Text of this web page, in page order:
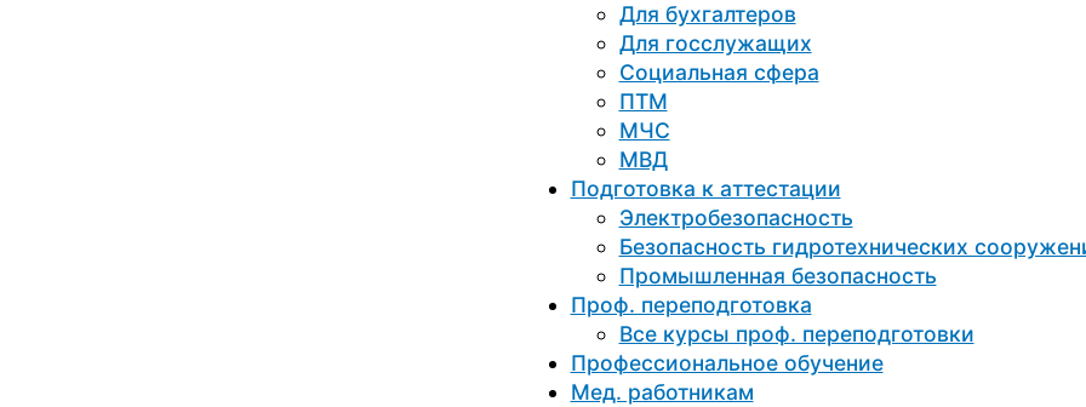
Для бухгалтеров
Для госслужащих
Социальная сфера
ПТМ
МЧС
МВД
Подготовка к aттестации
Электробезопасность
Безопасность гидротехнических
Промышленная безопасность
Проф. переподготовка
Все курсы проф. переподготовки
Профессиональное обучение
Мед. работникам